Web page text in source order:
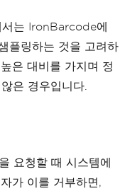
는 IronBarcode에
플링하는 것을 고려하
은 대비를 가지며 정
은 경우입니다.
요청할 때 시스템에
가 이를 거부하면,